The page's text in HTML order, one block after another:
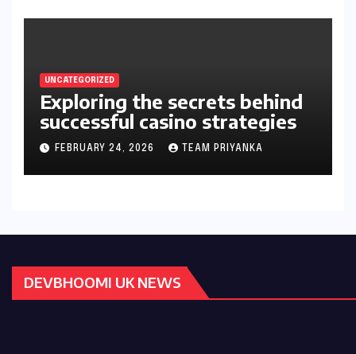
UNCATEGORIZED
Exploring the secrets behind
successful casino strategies
FEBRUARY 24, 2026 TEAM PRIYANKA
DEVBHOOMI UK NEWS